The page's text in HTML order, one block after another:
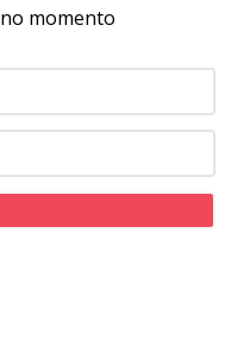
momento